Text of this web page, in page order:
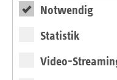
Notwendig
Statistik
Video-
Zwischen